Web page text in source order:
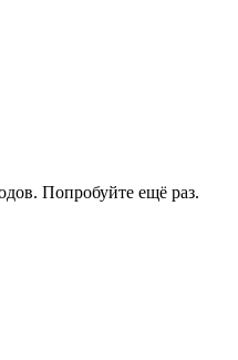
Попробуйте ещё раз.